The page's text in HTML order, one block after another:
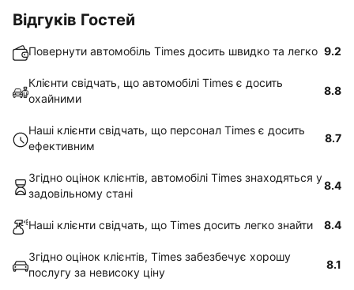
Відгуків Гостей
Повернути автомобіль Times досить швидко та легко 9.2
Клієнти свідчать, що автомобілі Times є досить
охайними
8.8
Наші клієнти свідчать, що персонал Times є досить
ефективним
8.7
Згідно оцінок клієнтів, автомобілі Times знаходяться у
задовільному стані
8.4
Наші клієнти свідчать, що Times досить легко знайти 8.4
Згідно оцінок клієнтів, Times забезбечує хорошу
послугу за невисоку ціну
8.1